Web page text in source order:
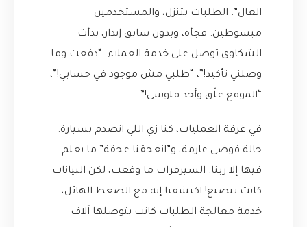
العال”. الطلبات بتنزل، والمستخدمين
مبسوطين. فجأة، وبدون سابق إنذار، بدأت
الشكاوى توصل على خدمة العملاء: “دفعت وما
وصلني تأكيد!”، “طلبي مش موجود في حسابي!”،
“الموقع علّق وأخذ فلوسي!”.
في غرفة العمليات، كنا زي اللي انصدم بسيارة.
حالة فوضى عارمة، و”انعجقنا عجقة” ما يعلم
فيها إلا ربنا. السيرفرات ما وقعت، لكن البيانات
كانت بتضيع! اكتشفنا إنه مع الضغط الهائل،
خدمة معالجة الطلبات كانت بتوصلها آلاف